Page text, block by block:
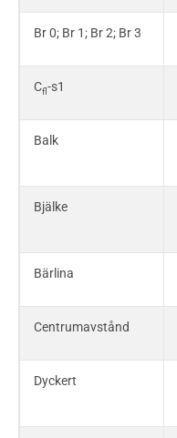
Br 0; Br 1; Br 2; Br 3
Cfl-s1
Balk
Bjälke
Bärlina
Centrumavstånd
Dyckert